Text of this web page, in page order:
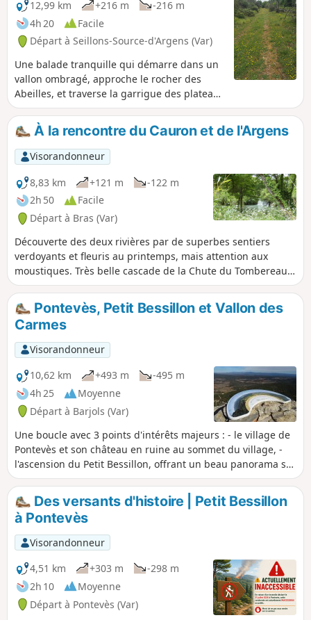
12,99 km
+216 m
-216 m
4h 20
Facile
Départ à Seillons-Source-d'Argens (Var)
Une balade tranquille qui démarre dans un
vallon ombragé, approche le rocher des
Abeilles, et traverse la garrigue des plateaux
varois. Attention, des incendies ont ravagé
ce secteur pendant l'été 2017
À la rencontre du Cauron et de l'Argens
Visorandonneur
8,83 km
+121 m
-122 m
2h 50
Facile
Départ à Bras (Var)
Découverte des deux rivières par de superbes sentiers
verdoyants et fleuris au printemps, mais attention aux
moustiques. Très belle cascade de la Chute du Tombereau,
traversées de vignes et oliveraies.
Pontevès, Petit Bessillon et Vallon des
Carmes
Visorandonneur
10,62 km
+493 m
-495 m
4h 25
Moyenne
Départ à Barjols (Var)
Une boucle avec 3 points d'intérêts majeurs : - le village de
Pontevès et son château en ruine au sommet du village, -
l'ascension du Petit Bessillon, offrant un beau panorama sur
le département du Var, et sa descente technique, - le retour
à Barjols par le Vallon des Carmes et ses cascades
(actuellement fermé voir infos pratiques).
Malheureusement, la 1ère heure de randonnée se fait
majoritairement sur route afin d'effectuer une boucle.
Des versants d'histoire | Petit Bessillon
à Pontevès
Visorandonneur
4,51 km
+303 m
-298 m
2h 10
Moyenne
Départ à Pontevès (Var)